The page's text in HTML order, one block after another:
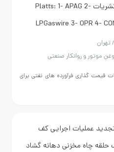
استعلام نشریات Platts: 1- APAG 2-
LPGaswire 3- OPR
ARgus: 6- Sulphur
و روانکار صنعتی
فرآورده های نفتی برای
عملیات اجرایی کف
مخزنی دهانه گشاد